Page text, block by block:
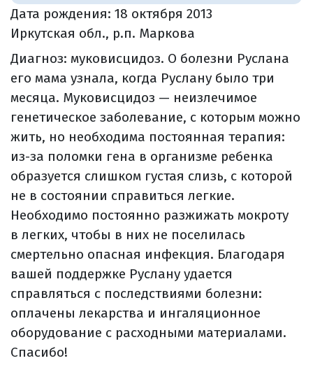
Дата рождения: 18 октября 2013
Иркутская обл., р.п. Маркова
Диагноз: муковисцидоз. О болезни Руслана
его мама узнала, когда Руслану было три
месяца. Муковисцидоз — неизлечимое
генетическое заболевание, с которым можно
жить, но необходима постоянная терапия:
из-за поломки гена в организме ребенка
образуется слишком густая слизь, с которой
не в состоянии справиться легкие.
Необходимо постоянно разжижать мокроту
в легких, чтобы в них не поселилась
смертельно опасная инфекция. Благодаря
вашей поддержке Руслану удается
справляться с последствиями болезни:
оплачены лекарства и ингаляционное
оборудование с расходными материалами.
Спасибо!